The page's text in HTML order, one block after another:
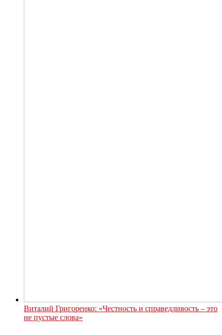
Виталий Григоренко: «Честность и справедливость – это
не пустые слова»